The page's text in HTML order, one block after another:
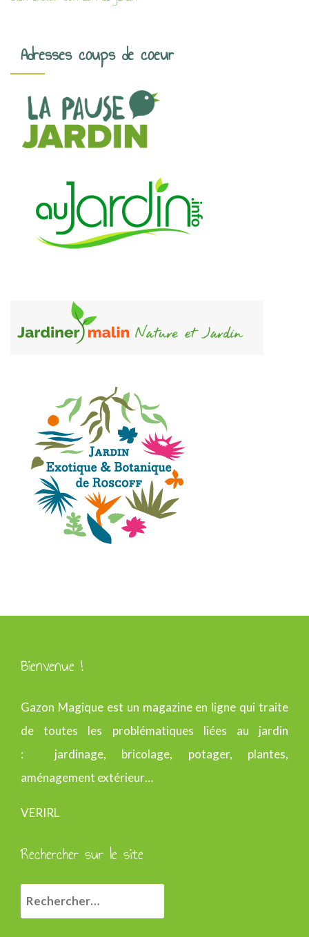
Adresses coups de coeur
Bienvenue !
Gazon Magique est un magazine en ligne qui traite
de toutes les problématiques liées au jardin
: jardinage, bricolage, potager, plantes,
aménagement extérieur…
VERIRL
Rechercher sur le site
R
e